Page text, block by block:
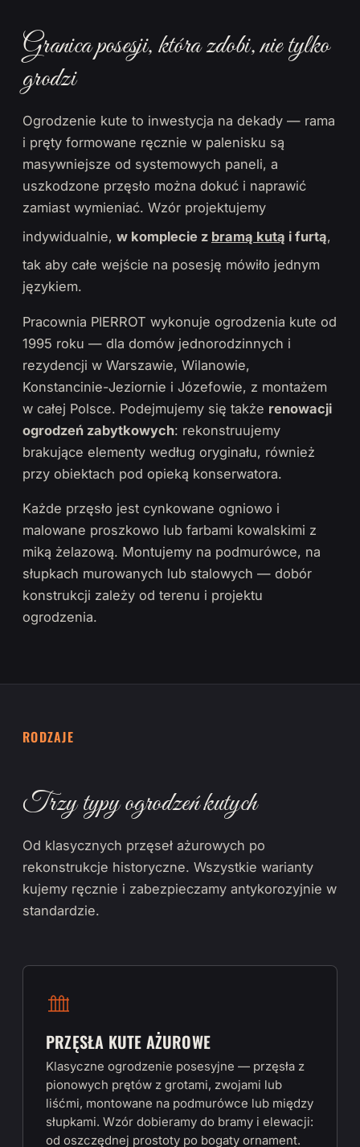
Granica posesji, która zdobi, nie tylko
grodzi
Ogrodzenie kute to inwestycja na dekady — rama
i pręty formowane ręcznie w palenisku są
masywniejsze od systemowych paneli, a
uszkodzone przęsło można dokuć i naprawić
zamiast wymieniać. Wzór projektujemy
indywidualnie, w komplecie z bramą kutą i furtą,
tak aby całe wejście na posesję mówiło jednym
językiem.
Pracownia PIERROT wykonuje ogrodzenia kute od
1995 roku — dla domów jednorodzinnych i
rezydencji w Warszawie, Wilanowie,
Konstancinie-Jeziornie i Józefowie, z montażem
w całej Polsce. Podejmujemy się także renowacji
ogrodzeń zabytkowych: rekonstruujemy
brakujące elementy według oryginału, również
przy obiektach pod opieką konserwatora.
Każde przęsło jest cynkowane ogniowo i
malowane proszkowo lub farbami kowalskimi z
miką żelazową. Montujemy na podmurówce, na
słupkach murowanych lub stalowych — dobór
konstrukcji zależy od terenu i projektu
ogrodzenia.
RODZAJE
Trzy typy ogrodzeń kutych
Od klasycznych przęseł ażurowych po
rekonstrukcje historyczne. Wszystkie warianty
kujemy ręcznie i zabezpieczamy antykorozyjnie w
standardzie.
PRZĘSŁA KUTE AŻUROWE
Klasyczne ogrodzenie posesyjne — przęsła z
pionowych prętów z grotami, zwojami lub
liśćmi, montowane na podmurówce lub między
słupkami. Wzór dobieramy do bramy i elewacji:
od oszczędnej prostoty po bogaty ornament.